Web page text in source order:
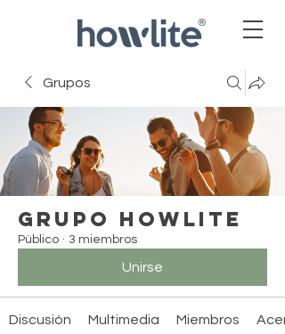
Grupos
Grupo Howlite
Público · 3 miembros
Unirse
Discusión Multimedia Miembros